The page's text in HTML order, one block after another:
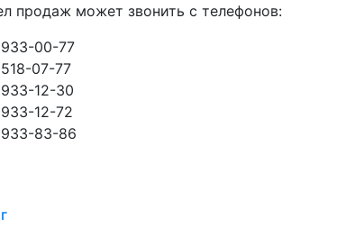
продаж может звонить с телефонов:
00-77
07-77
12-30
12-72
83-86